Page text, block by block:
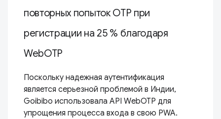
повторных попыток OTP при
регистрации на 25 % благодаря
WebOTP
Поскольку надежная аутентификация
является серьезной проблемой в Индии,
Goibibo использовала API WebOTP для
упрощения процесса входа в свою PWA.